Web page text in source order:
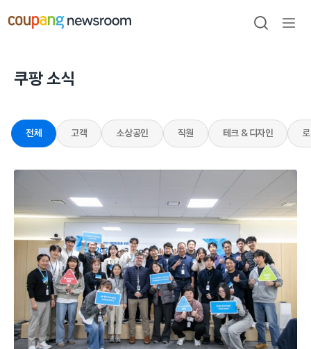
건너뛰기
검색
쿠팡 소식
전체 고객 소상공인 직원 테크 & 디자인